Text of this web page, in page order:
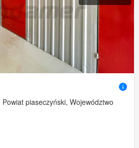
piaseczyński, Województwo